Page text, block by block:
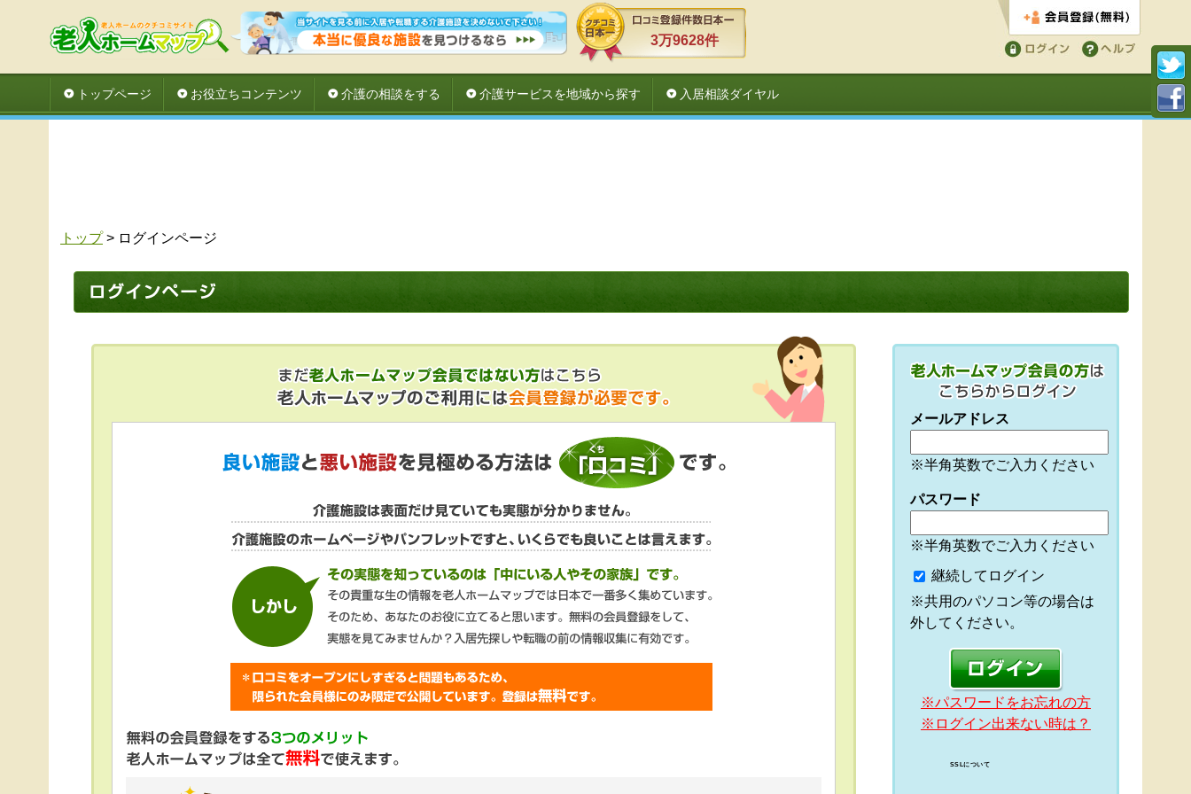
3万9628件
会員登録する
トップページ
お役立ちコンテンツ 介護の相談をする 介護サービスを地域から探す 入居相談ダイヤル
トップ> ログインページ
メールアドレス
※半角英数でご入力ください
パスワード
※半角英数でご入力ください
継続してログイン
※共用のパソコン等の場合は
外してください。
※パスワードをお忘れの方
※ログイン出来ない時は？
SSLについて